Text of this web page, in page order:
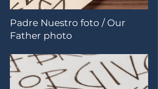
Padre Nuestro foto / Our
Father photo